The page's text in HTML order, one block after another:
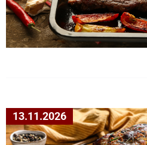
13.11.2026